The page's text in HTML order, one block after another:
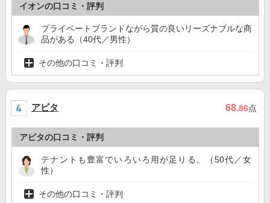
イオンの口コミ・評判
プライベートブランドながら質の良いリーズナブルな商
品がある（40代／男性）
その他の口コミ・評判
アピタ 68.86点
アピタの口コミ・評判
テナントも豊富でいろいろ用が足りる。（50代／女
性）
その他の口コミ・評判